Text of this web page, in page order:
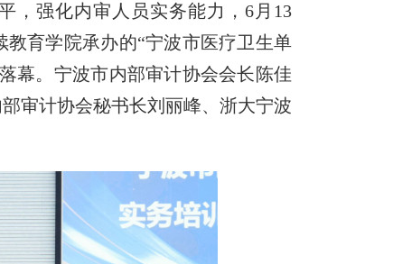
，强化内审人员实务能力，6月13
育学院承办的“宁波市医疗卫生单
幕。宁波市内部审计协会会长陈佳
审计协会秘书长刘丽峰、浙大宁波